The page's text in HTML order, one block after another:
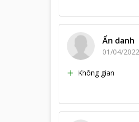
Ẩn danh
01/04/2022
Không gian